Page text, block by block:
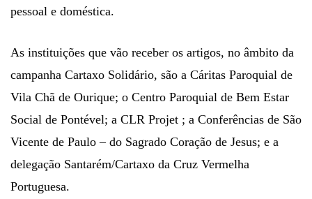
pessoal e doméstica.
As instituições que vão receber os artigos, no âmbito da
campanha Cartaxo Solidário, são a Cáritas Paroquial de
Vila Chã de Ourique; o Centro Paroquial de Bem Estar
Social de Pontével; a CLR Projet ; a Conferências de São
Vicente de Paulo – do Sagrado Coração de Jesus; e a
delegação Santarém/Cartaxo da Cruz Vermelha
Portuguesa.